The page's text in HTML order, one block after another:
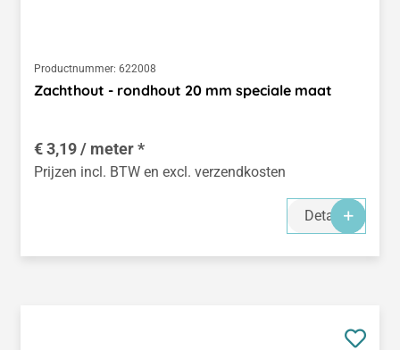
Productnummer: 622008
Zachthout - rondhout 20 mm speciale maat
€ 3,19 / meter *
Prijzen incl. BTW en excl. verzendkosten
Details